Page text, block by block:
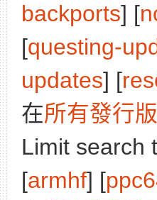
backports] [
[questing-
updates] [
在所有發行版
Limit search
[armhf] [